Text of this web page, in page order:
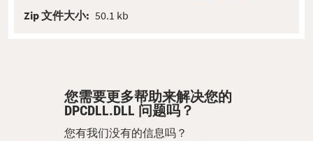
Zip 文件大小: 50.1 kb
您需要更多帮助来解决您的
DPCDLL.DLL 问题吗？
您有我们没有的信息吗？